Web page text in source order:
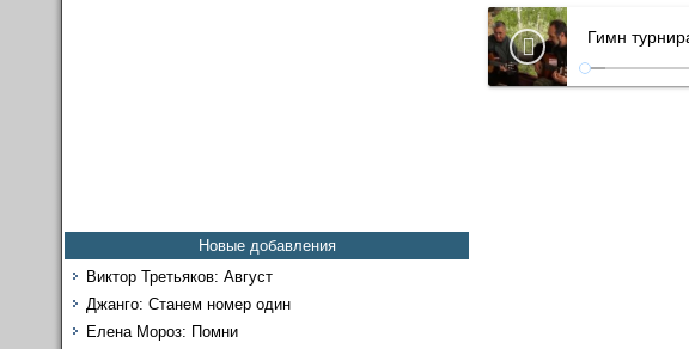
Новые добавления
Виктор Третьяков: Август
Джанго: Станем номер один
Елена Мороз: Помни
Гимн